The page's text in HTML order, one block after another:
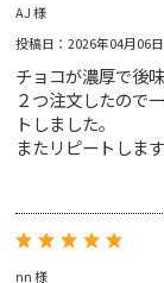
サルタナク
About
サイトマップ
特定商取引法
プライバシー・
お問い合わせ
AJ 様
投稿日：2026年04月06日
チョコが濃厚で後
２つ注文したので
トしました。
またリピートします
nn 様